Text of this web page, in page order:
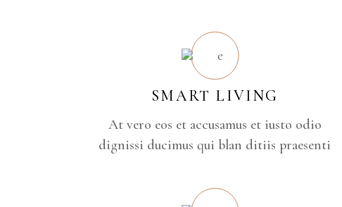
SMART LIVING
At vero eos et accusamus et iusto odio
dignissi ducimus qui blan ditiis praesenti